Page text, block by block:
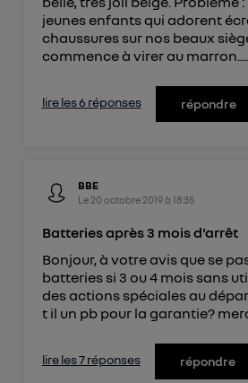
jeunes enfants qui adorent
chaussures sur nos beaux
commence à virer au marron....
lire les 6 réponses répondre
BBE
Le 20 octobre 2019à 18:35
Batteries après 3 mois d'arrêt
Bonjour, à votre avis que se
batteries si 3 ou 4 mois sans
des actions spéciales au
t il un pb pour la garantie?
lire les 7 réponses répondre
de votre contrat internet (ex :
téléphone).
L'identifiant est associé à
internet. Ainsi, toutes les
même connexion et ayant
attribuer le même
uniquement sur la navigation de
Vous pouvez à tout
consentement sur le portail
") ou via la page « gérer Utiq »
Pour plus d'informations,
Politique d'information
personnelles